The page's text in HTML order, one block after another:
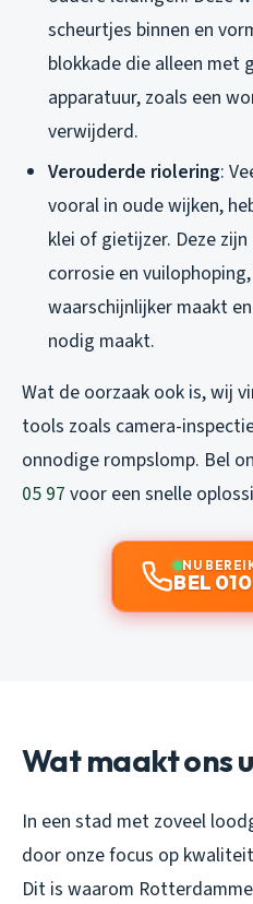
scheurtjes binnen en
blokkade die alleen met
apparatuur, zoals een
verwijderd.
Verouderde riolering:
vooral in oude wijken,
klei of gietijzer. Deze
corrosie en
waarschijnlijker maakt
nodig maakt.
Wat de oorzaak ook is, wij
tools zoals camera-
onnodige rompslomp. Bel
05 97 voor een snelle
NU
BEL
Wat maakt ons
In een stad met zoveel
door onze focus op
Dit is waarom